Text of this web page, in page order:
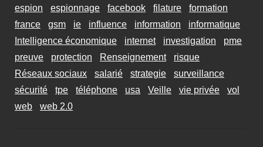
espion
espionnage facebook filature
formation
france
gsm ie influence information
informatique
Intelligence économique
internet investigation
pme
preuve
protection Renseignement
risque
Réseaux sociaux
salarié strategie
surveillance
sécurité
tpe téléphone usa Veille vie privée
vol
web
web 2.0